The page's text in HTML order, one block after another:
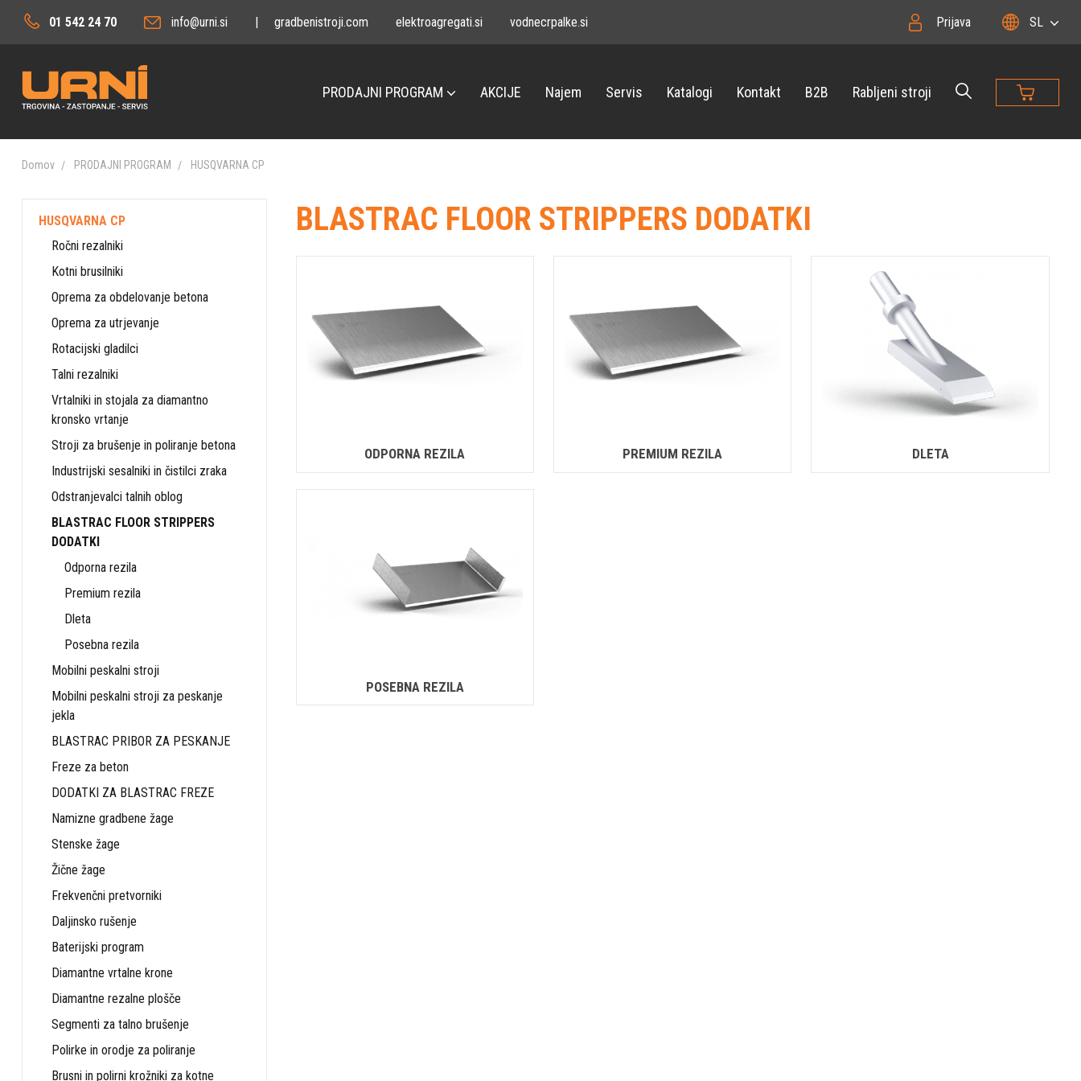
01 542 24 70 info@urni.si | gradbenistroji.com elektroagregati.si vodnecrpalke.si Prijava SL
PRODAJNI PROGRAM AKCIJE Najem Servis Katalogi Kontakt B2B Rabljeni stroji
Domov PRODAJNI PROGRAM HUSQVARNA CP
HUSQVARNA CP
Ročni rezalniki
Kotni brusilniki
Oprema za obdelovanje betona
Oprema za utrjevanje
Rotacijski gladilci
Talni rezalniki
Vrtalniki in stojala za diamantno
kronsko vrtanje
Stroji za brušenje in poliranje betona
Industrijski sesalniki in čistilci zraka
Odstranjevalci talnih oblog
BLASTRAC FLOOR STRIPPERS
DODATKI
Odporna rezila
Premium rezila
Dleta
Posebna rezila
Mobilni peskalni stroji
Mobilni peskalni stroji za peskanje
jekla
BLASTRAC PRIBOR ZA PESKANJE
Freze za beton
DODATKI ZA BLASTRAC FREZE
Namizne gradbene žage
Stenske žage
Žične žage
Frekvenčni pretvorniki
Daljinsko rušenje
Baterijski program
Diamantne vrtalne krone
Diamantne rezalne plošče
Segmenti za talno brušenje
Polirke in orodje za poliranje
Brusni in polirni krožniki za kotne
BLASTRAC FLOOR STRIPPERS DODATKI
ODPORNA REZILA PREMIUM REZILA DLETA
POSEBNA REZILA